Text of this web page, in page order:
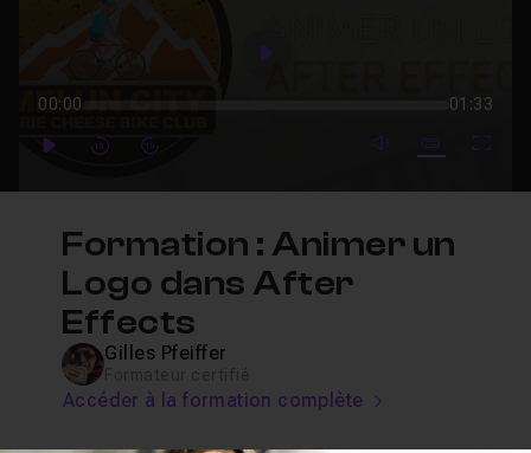
Play
00:00 01:33
PlayForwardForward mute video
Subtitles
Formation : Animer un
Logo dans After
Effects
Gilles Pfeiffer
Accéder à la formation complète